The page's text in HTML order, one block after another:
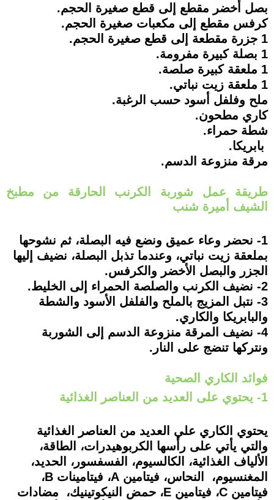
بصل أخضر مقطع إلى قطع صغيرة الحجم.
كرفس مقطع إلى مكعبات صغيرة الحجم.
1 جزرة مقطعة إلى قطع صغيرة الحجم.
1 بصلة كبيرة مفرومة.
1 ملعقة كبيرة صلصة.
1 ملعقة زيت نباتي.
ملح وفلفل أسود حسب الرغبة.
كاري مطحون.
شطة حمراء.
بابريكا.
مرقة منزوعة الدسم.
طريقة عمل شوربة الكرنب الحارقة من مطبخ
الشيف أميرة شنب
1- نحضر وعاء عميق ونضع فيه البصلة، ثم نشوحها
بملعقة زيت نباتي، وعندما تذبل البصلة، نضيف إليها
الجزر والبصل الأخضر والكرفس.
2- نضيف الكرنب والصلصة الحمراء إلى الخليط.
3- نتبل المزيج بالملح والفلفل الأسود والشطة
والبابريكا والكاري.
4- نضيف المرقة منزوعة الدسم إلى الشوربة
ونتركها تنضج على النار.
فوائد الكاري الصحية
1- يحتوي على العديد من العناصر الغذائية
يحتوي الكاري علي العديد من العناصر الغذائية
والتي يأتي على رأسها الكربوهيدرات، الطاقة،
الألياف الغذائية، الكالسيوم، الفسفسور، الحديد،
المغنسيوم، النحاس، فيتامين A، فيتامينات B،
فيتامين C، فيتامين E، حمض النيكوتينيك، مضادات